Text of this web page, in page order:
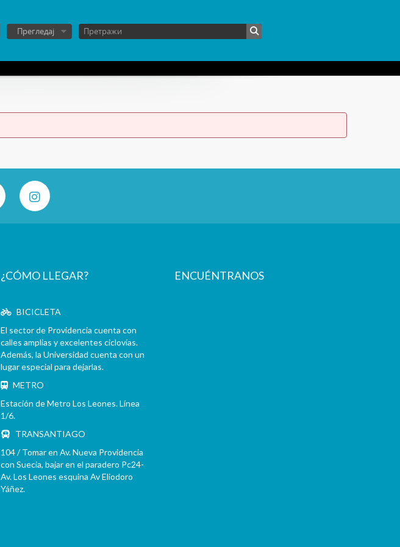
Прегледај
¿CÓMO LLEGAR?
BICICLETA
El sector de Providencia cuenta con
calles amplias y excelentes ciclovías.
Además, la Universidad cuenta con un
lugar especial para dejarlas.
METRO
Estación de Metro Los Leones. Línea
1/6.
TRANSANTIAGO
104 / Tomar en Av. Nueva Providencia
con Suecia, bajar en el paradero Pc24-
Av. Los Leones esquina Av Eliodoro
Yáñez.
ENCUÉNTRANOS